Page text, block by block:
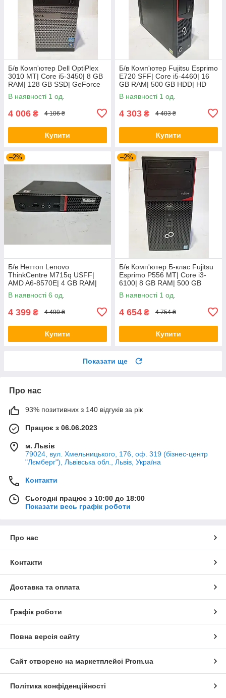
Б/в Комп'ютер Dell OptiPlex
3010 MT| Core i5-3450| 8 GB
RAM| 128 GB SSD| GeForce
8400 GS 512MB
В наявності 1 од.
4 006 ₴ 4 106 ₴
Купити
Б/в Комп'ютер Fujitsu Esprimo
E720 SFF| Core i5-4460| 16
GB RAM| 500 GB HDD| HD
4600
В наявності 1 од.
4 303 ₴ 4 403 ₴
Купити
–2%
Б/в Неттоп Lenovo
ThinkCentre M715q USFF|
AMD A6-8570E| 4 GB RAM|
128 GB SSD| Radeon R5
В наявності 6 од.
4 399 ₴ 4 499 ₴
Купити
–2%
Б/в Комп'ютер Б-клас Fujitsu
Esprimo P556 MT| Core i3-
6100| 8 GB RAM| 500 GB
HDD| HD 530
В наявності 1 од.
4 654 ₴ 4 754 ₴
Купити
Показати ще
Про нас
93% позитивних з 140 відгуків за рік
Працює з 06.06.2023
м. Львів
79024, вул. Хмельницького, 176, оф. 319 (бізнес-центр
"Лємберг"), Львівська обл., Львів, Україна
Контакти
Сьогодні працює з 10:00 до 18:00
Показати весь графік роботи
Про нас
Контакти
Доставка та оплата
Графік роботи
Повна версія сайту
Сайт створено на маркетплейсі Prom.ua
Політика конфіденційності